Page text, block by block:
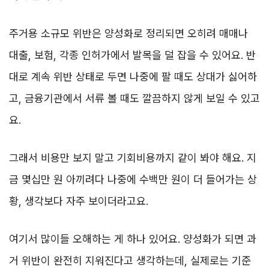
주거용 소규모 위반은 양성화로 정리되면 오히려 매매나
대출, 보험, 각종 인허가에서 발목을 덜 잡을 수 있어요. 반
대로 계속 위반 상태로 두면 나중에 팔 때도 상대가 싫어하
고, 금융기관에서 서류 볼 때도 깔끔하지 않게 보일 수 있고
요.
그래서 비용만 보지 말고 기회비용까지 같이 봐야 해요. 지
금 몇십만 원 아끼려다 나중에 수백만 원이 더 들어가는 상
황, 생각보다 자주 보이더라고요.
여기서 많이들 오해하는 게 하나 있어요. 양성화가 되면 과
거 위반이 완전히 지워진다고 생각하는데, 실제로는 기준